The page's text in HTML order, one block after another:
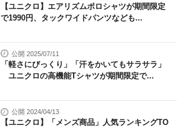
【ユニクロ】エアリズムポロシャツが期間限定
で1990円、タックワイドパンツなども...
公開 2025/07/11
「軽さにびっくり」「汗をかいてもサラサラ」
ユニクロの高機能Tシャツが期間限定で...
公開 2024/04/13
【ユニクロ】「メンズ商品」人気ランキングTO